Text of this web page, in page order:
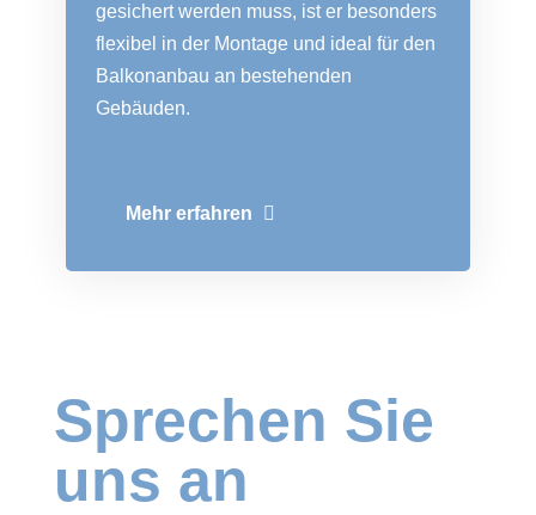
gesichert werden muss, ist er besonders
flexibel in der Montage und ideal für den
Balkonanbau an bestehenden
Gebäuden.
Mehr erfahren
Sprechen Sie
uns an